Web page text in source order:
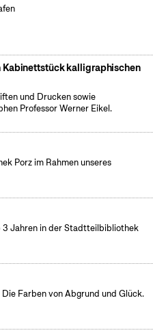
Kabinettstück kalligraphischen
und Drucken sowie
Professor Werner Eikel.
Porz im Rahmen unseres
3 Jahren in der Stadtteilbibliothek
Farben von Abgrund und Glück.